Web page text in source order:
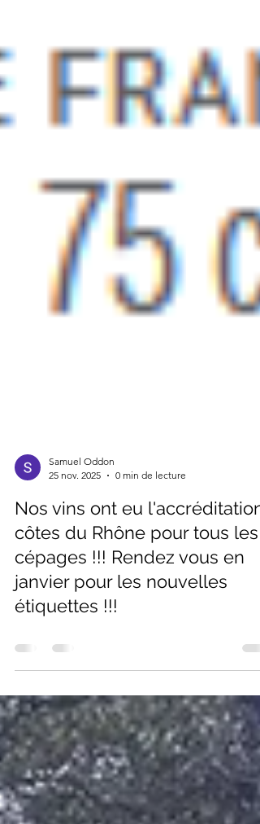
Samuel Oddon
25 nov. 2025
0 min de lecture
Nos vins ont eu l'accréditation
côtes du Rhône pour tous les
cépages !!! Rendez vous en
janvier pour les nouvelles
étiquettes !!!